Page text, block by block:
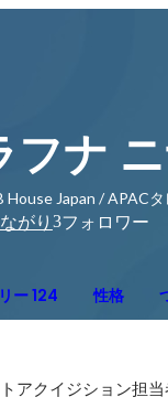
フナ
House Japan / APAC
がり 3フォロワー
ー 124 性格
アクイジション担当